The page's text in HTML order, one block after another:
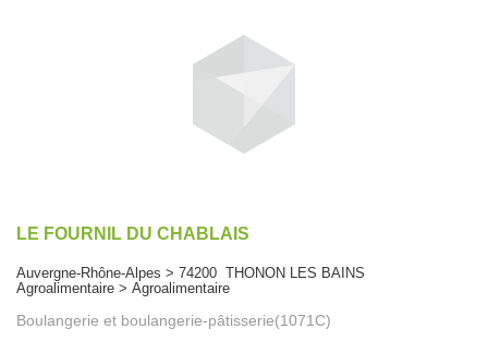
LE FOURNIL DU CHABLAIS
Auvergne-Rhône-Alpes > 74200 THONON LES BAINS
Agroalimentaire > Agroalimentaire
Boulangerie et boulangerie-pâtisserie(1071C)